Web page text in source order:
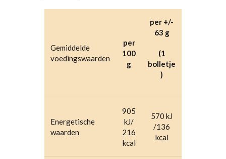
Gemiddelde
voedingswaarden
per
100
g
per +/-
63 g
(1
bolletje
)
Energetische
waarden
905
kJ/
216
kcal
570 kJ
/136
kcal